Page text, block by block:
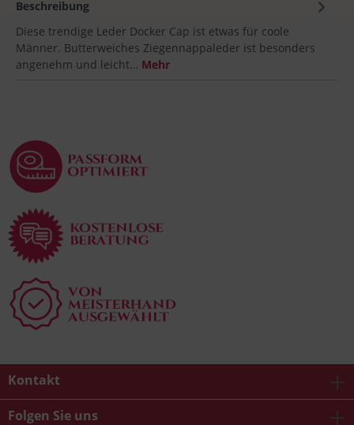
Beschreibung
Diese trendige Leder Docker Cap ist etwas für coole
Männer. Butterweiches Ziegennappaleder ist besonders
angenehm und leicht… Mehr
Kontakt
Folgen Sie uns